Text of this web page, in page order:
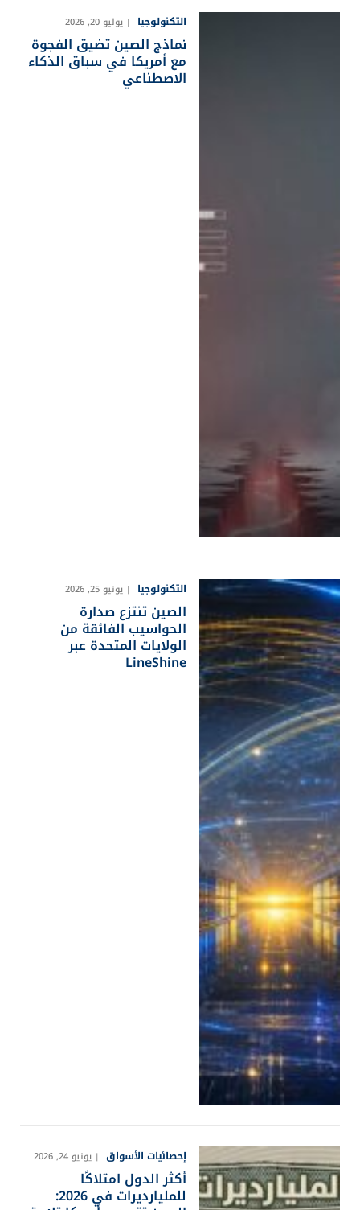
التكنولوجيا يوليو 20, 2026
نماذج الصين تضيق الفجوة
مع أمريكا في سباق الذكاء
الاصطناعي
التكنولوجيا يونيو 25, 2026
الصين تنتزع صدارة
الحواسيب الفائقة من
الولايات المتحدة عبر
LineShine
إحصائيات الأسواق يونيو 24, 2026
أكثر الدول امتلاكًا
للمليارديرات في 2026: